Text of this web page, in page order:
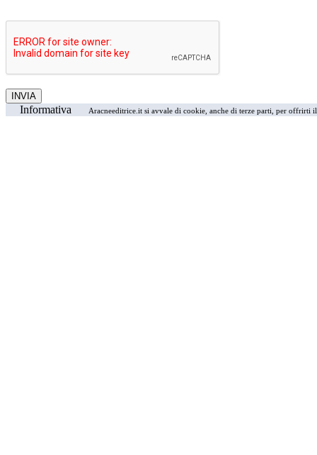
Informativa Aracneeditrice.it si avvale di cookie, anche di terze parti, per